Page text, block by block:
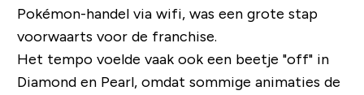
Pokémon-handel via wifi, was een grote stap
voorwaarts voor de franchise.
Het tempo voelde vaak ook een beetje "off" in
Diamond en Pearl, omdat sommige animaties de